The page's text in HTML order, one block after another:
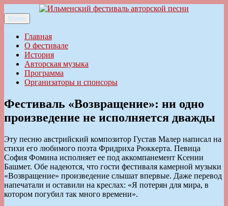
к
содержимому
Ильменский фестиваль авторской песни
Меню
Главная
О фестивале
История
Авторская музыка
Программа
Организаторы и спонсоры
Фестиваль «Возвращение»: ни одно
произведение не исполняется дважды
Эту песню австрийский композитор Густав Малер написал на
стихи его любимого поэта Фридриха Рюккерта. Певица
София Фомина исполняет ее под аккомпанемент Ксении
Башмет. Обе надеются, что гости фестиваля камерной музыки
«Возвращение» произведение слышат впервые. Даже перевод
напечатали и оставили на креслах: «Я потерян для мира, в
котором погубил так много времени».